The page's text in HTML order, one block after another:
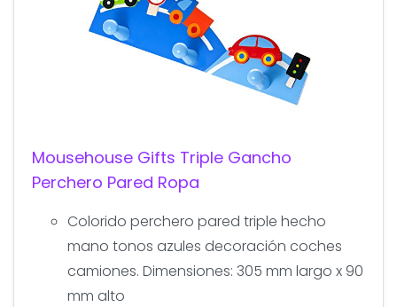
Mousehouse Gifts Triple Gancho
Perchero Pared Ropa
Colorido perchero pared triple hecho
mano tonos azules decoración coches
camiones. Dimensiones: 305 mm largo x 90
mm alto